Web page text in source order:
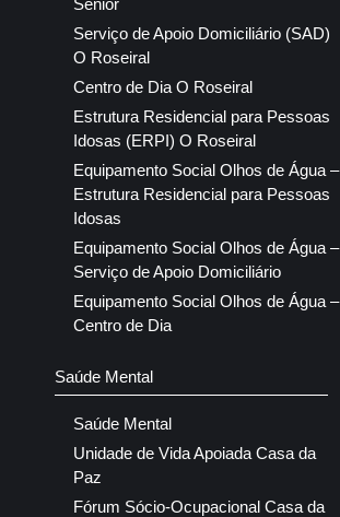
Sénior
Serviço de Apoio Domiciliário (SAD)
O Roseiral
Centro de Dia O Roseiral
Estrutura Residencial para Pessoas
Idosas (ERPI) O Roseiral
Equipamento Social Olhos de Água –
Estrutura Residencial para Pessoas
Idosas
Equipamento Social Olhos de Água –
Serviço de Apoio Domiciliário
Equipamento Social Olhos de Água –
Centro de Dia
Saúde Mental
Saúde Mental
Unidade de Vida Apoiada Casa da
Paz
Fórum Sócio-Ocupacional Casa da